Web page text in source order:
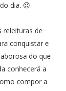
dia. 😉
de
conquistar e
do que
conhecerá a
compor a